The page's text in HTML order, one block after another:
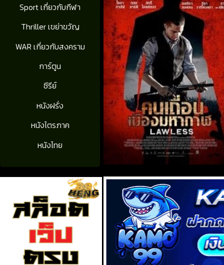
Sport เกี่ยวกับกีฬา
Thriller เขย่าขวัญ
WAR เกี่ยวกับสงคราม
การ์ตูน
ซีรีย์
หนังฝรั่ง
หนังไตรภาค
หนังไทย